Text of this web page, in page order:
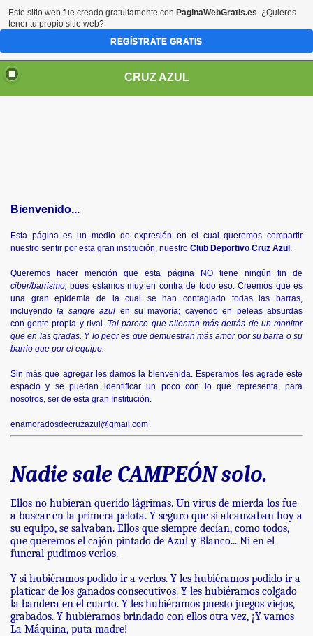
CRUZ AZUL
Bienvenido...
Esta página es un medio de expresión en el cual queremos compartir
nuestro sentir por esta gran institución, nuestro Club Deportivo Cruz Azul .
Queremos hacer mención que esta página NO tiene ningún fin de
ciber/barrismo,pues estamos muy en contra de todo eso. Creemos que es
una gran epidemia de la cual se han contagiado todas las barras,
incluyendola sangre azul en su mayoría; cayendo en peleas absurdas
con gente propia y rival. Tal parece que alientan más detrás de un monitor
que en las gradas. Y lo peor es que demuestran más amor por su barra o su
barrio que por el equipo.
Sin más que agregar les damos la bienvenida. Esperamos les agrade este
espacio y se puedan identificar un poco con lo que representa, para
nosotros, ser de esta gran Institución.
enamoradosdecruzazul@gmail.com
Nadie sale CAMPEÓN solo.
Ellos no hubieran querido lágrimas. Un virus de mierda los fue
a buscar en la primera pelota. Y seguro que si alcanzaban hoy a
su equipo, se salvaban. Ellos que siempre decían, como todos,
que queremos el cajón pintado de Azul y Blanco... Ni en el
funeral pudimos verlos.
Y si hubiéramos podido ir a verlos. Y les hubiéramos podido ir a
platicar de los ganados consecutivos. Y les hubiéramos colgado
la bandera en el cuarto. Y les hubiéramos puesto juegos viejos,
grabados. Y hubiéramos brindado con ellos otra vez, ¡Y vamos
La Máquina, puta madre!
Este sitio web fue creado gratuitamente con PaginaWebGratis.es. ¿Quieres
tener tu propio sitio web?
REGÍSTRATE GRATIS